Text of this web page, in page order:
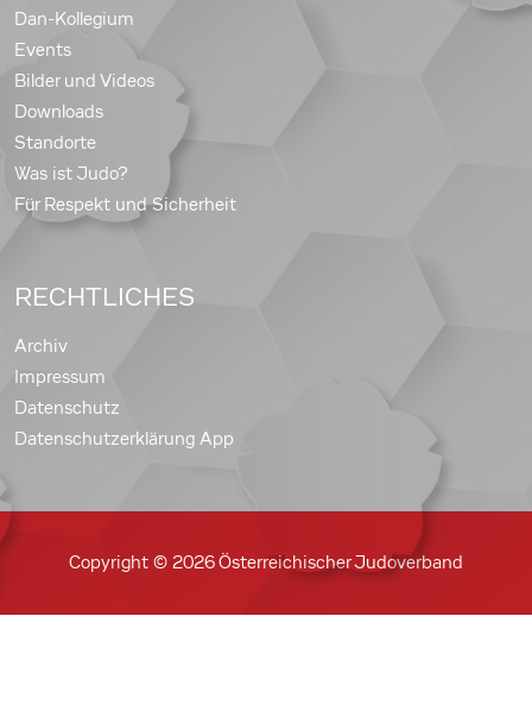
Dan-Kollegium
Events
Bilder und Videos
Downloads
Standorte
Was ist Judo?
Für Respekt und Sicherheit
RECHTLICHES
Archiv
Impressum
Datenschutz
Datenschutzerklärung App
Copyright © 2026 Österreichischer Judoverband